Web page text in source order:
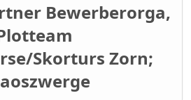
Bewerberorga,
Skorturs Zorn;